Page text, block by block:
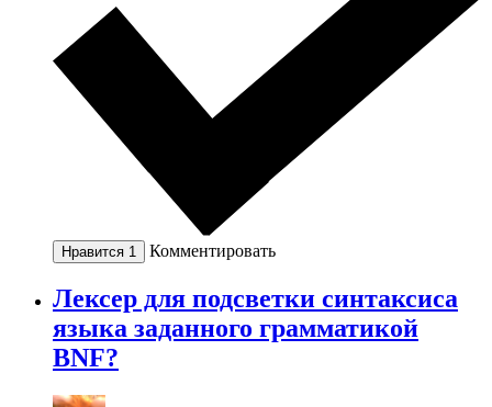
Нравится 1 Комментировать
Лексер для подсветки синтаксиса
языка заданного грамматикой
BNF?